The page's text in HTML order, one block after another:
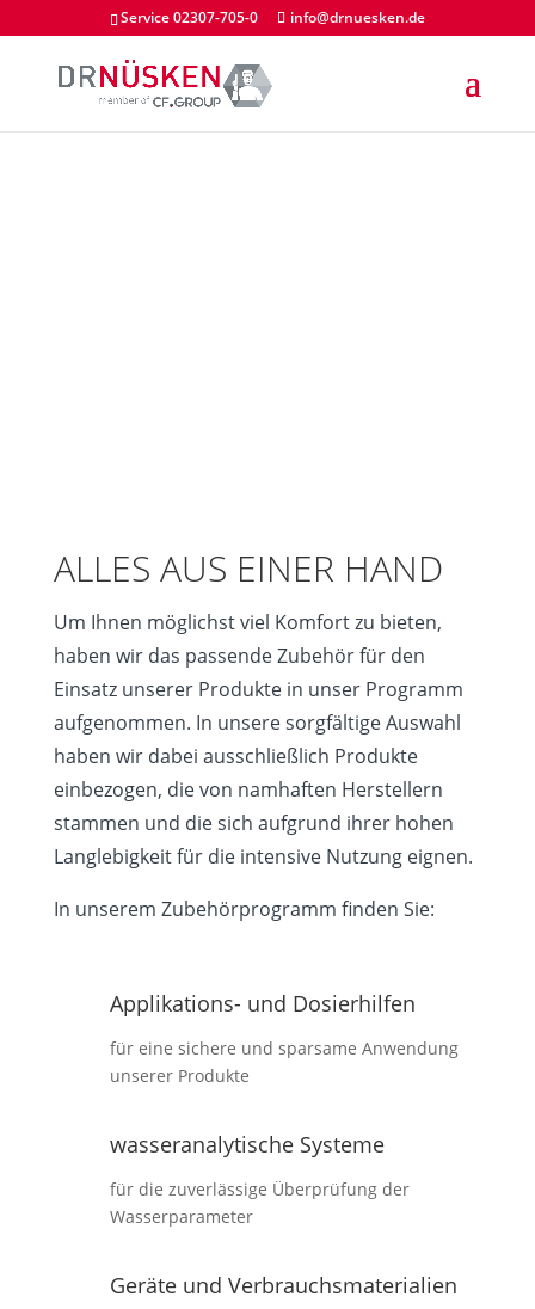
Service 02307-705-0 info@drnuesken.de
ALLES AUS EINER HAND
Um Ihnen möglichst viel Komfort zu bieten,
haben wir das passende Zubehör für den
Einsatz unserer Produkte in unser Programm
aufgenommen. In unsere sorgfältige Auswahl
haben wir dabei ausschließlich Produkte
einbezogen, die von namhaften Herstellern
stammen und die sich aufgrund ihrer hohen
Langlebigkeit für die intensive Nutzung eignen.
In unserem Zubehörprogramm finden Sie:
Applikations- und Dosierhilfen
für eine sichere und sparsame Anwendung
unserer Produkte
wasseranalytische Systeme
für die zuverlässige Überprüfung der
Wasserparameter
Geräte und Verbrauchsmaterialien